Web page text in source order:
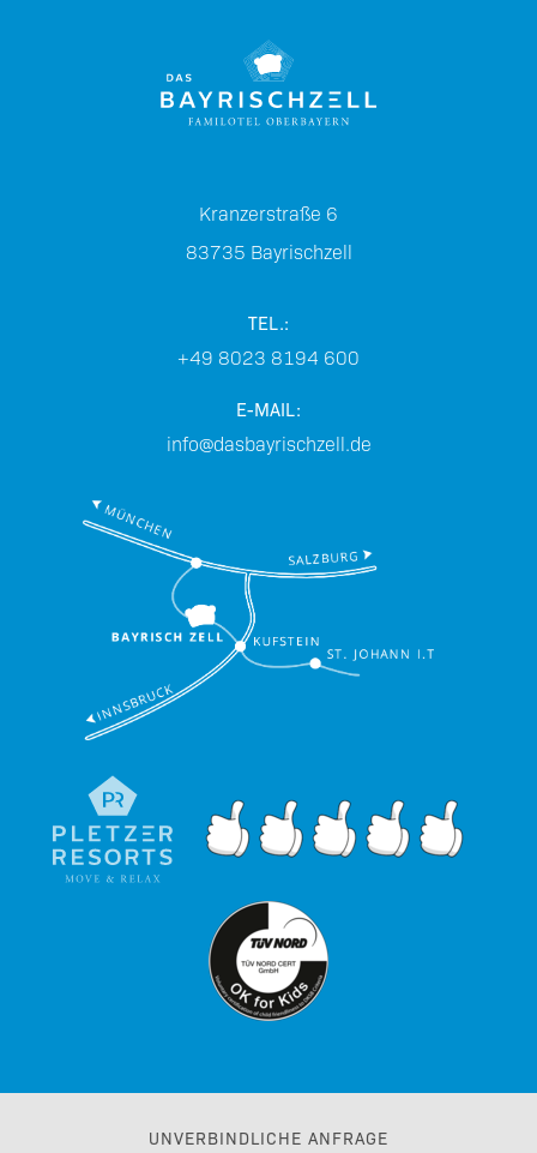
Kranzerstraße 6
83735 Bayrischzell
TEL.:
+49 8023 8194 600
E-MAIL:
info@dasbayrischzell.de
UNVERBINDLICHE ANFRAGE